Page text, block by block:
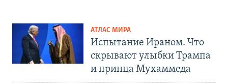
АТЛАС МИРА
Испытание Ираном. Что
скрывают улыбки Трампа
и принца Мухаммеда